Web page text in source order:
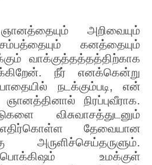
அறிவையும்
கனத்தையும்
வாக்குத்தத்தத்திற்காக
நீர் எனக்கென்று
பாதையில் நடக்கும்படி, என்
நிரப்புவீராக.
விசுவாசத்துடனும்
தேவையான
உமக்குள்